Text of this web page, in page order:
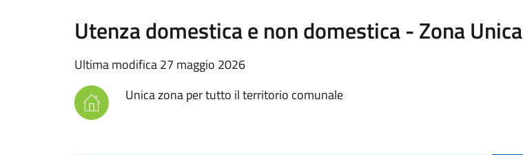
Utenza domestica e non domestica - Zona Unica
Ultima modifica 27 maggio 2026
Unica zona per tutto il territorio comunale